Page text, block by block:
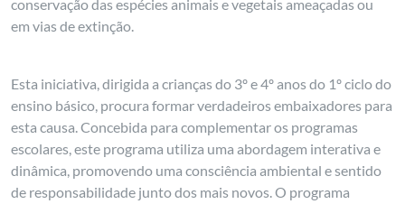
conservação das espécies animais e vegetais ameaçadas ou
em vias de extinção.
Esta iniciativa, dirigida a crianças do 3º e 4º anos do 1º ciclo do
ensino básico, procura formar verdadeiros embaixadores para
esta causa. Concebida para complementar os programas
escolares, este programa utiliza uma abordagem interativa e
dinâmica, promovendo uma consciência ambiental e sentido
de responsabilidade junto dos mais novos. O programa